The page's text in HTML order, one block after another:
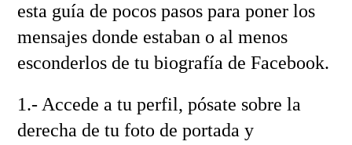
esta guía de pocos pasos para poner los
mensajes donde estaban o al menos
esconderlos de tu biografía de Facebook.
1.- Accede a tu perfil, pósate sobre la
derecha de tu foto de portada y